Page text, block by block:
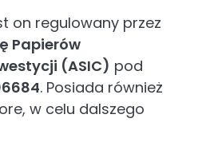
on regulowany przez
Papierów
(ASIC) pod
. Posiada również
w celu dalszego